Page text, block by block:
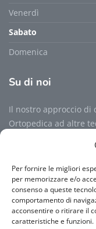
Per fornire le migliori
per memorizzare e/o
consenso a queste
comportamento di
acconsentire o ritirare il
caratteristiche e funzioni.
Venerdì
Sabato
Domenica
Su di noi
Il nostro approccio di
Ortopedica ad altre
Per maggiori
Per maggiori